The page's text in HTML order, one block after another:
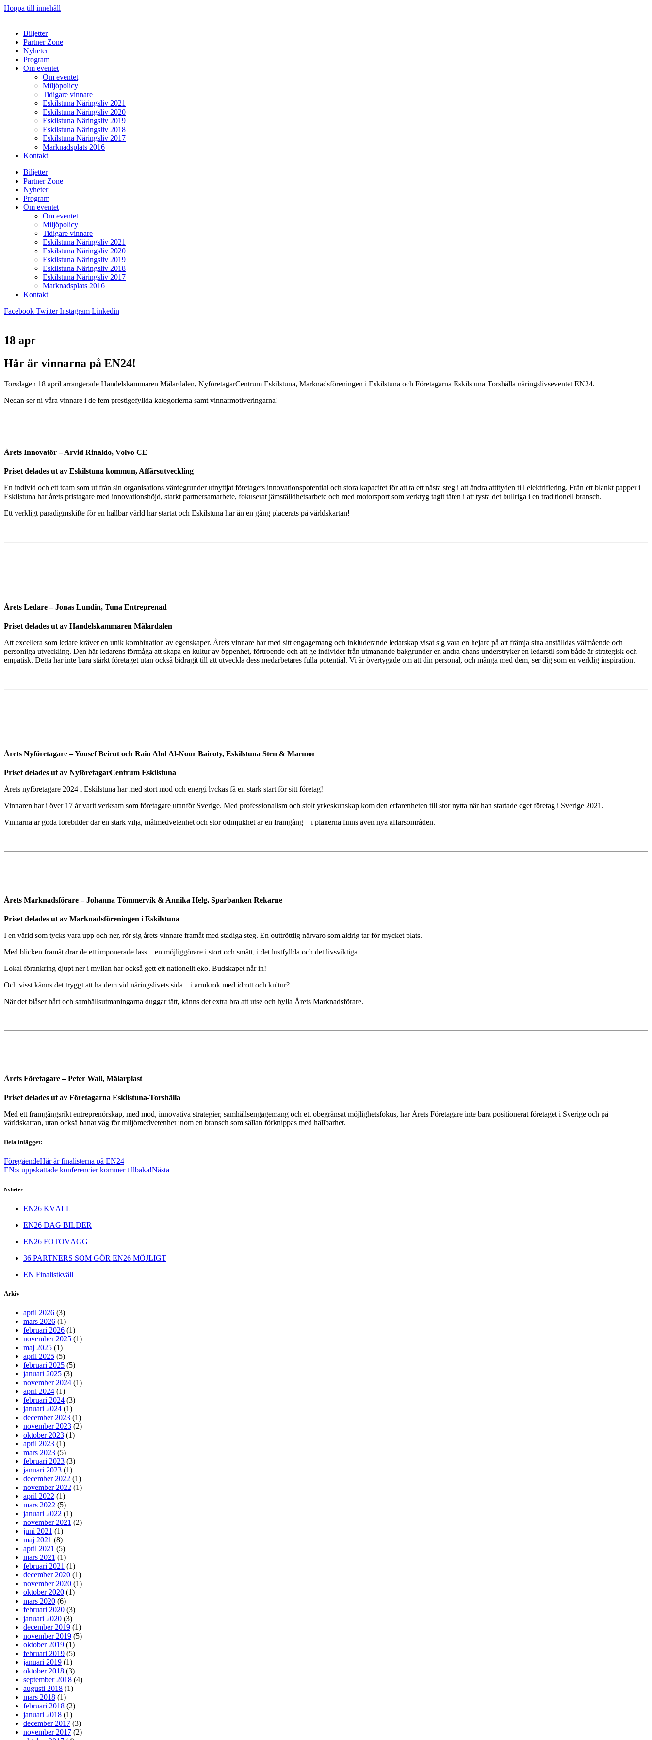
Hoppa till innehåll
Biljetter
Partner Zone
Nyheter
Program
Om eventet
Om eventet
Miljöpolicy
Tidigare vinnare
Eskilstuna Näringsliv 2021
Eskilstuna Näringsliv 2020
Eskilstuna Näringsliv 2019
Eskilstuna Näringsliv 2018
Eskilstuna Näringsliv 2017
Marknadsplats 2016
Kontakt
Biljetter
Partner Zone
Nyheter
Program
Om eventet
Om eventet
Miljöpolicy
Tidigare vinnare
Eskilstuna Näringsliv 2021
Eskilstuna Näringsliv 2020
Eskilstuna Näringsliv 2019
Eskilstuna Näringsliv 2018
Eskilstuna Näringsliv 2017
Marknadsplats 2016
Kontakt
Facebook Twitter Instagram Linkedin
18 apr
Här är vinnarna på EN24!
Torsdagen 18 april arrangerade Handelskammaren Mälardalen, NyföretagarCentrum Eskilstuna, Marknadsföreningen i Eskilstuna och Företagarna Eskilstuna-Torshälla näringslivseventet EN24.
Nedan ser ni våra vinnare i de fem prestigefyllda kategorierna samt vinnarmotiveringarna!
Årets Innovatör – Arvid Rinaldo, Volvo CE
Priset delades ut av Eskilstuna kommun, Affärsutveckling
En individ och ett team som utifrån sin organisations värdegrunder utnyttjat företagets innovationspotential och stora kapacitet för att ta ett nästa steg i att ändra attityden till elektrifiering. Från ett blankt papper i
Eskilstuna har årets pristagare med innovationshöjd, starkt partnersamarbete, fokuserat jämställdhetsarbete och med motorsport som verktyg tagit täten i att tysta det bullriga i en traditionell bransch.
Ett verkligt paradigmskifte för en hållbar värld har startat och Eskilstuna har än en gång placerats på världskartan!
Årets Ledare – Jonas Lundin, Tuna Entreprenad
Priset delades ut av Handelskammaren Mälardalen
Att excellera som ledare kräver en unik kombination av egenskaper. Årets vinnare har med sitt engagemang och inkluderande ledarskap visat sig vara en hejare på att främja sina anställdas välmående och
personliga utveckling. Den här ledarens förmåga att skapa en kultur av öppenhet, förtroende och att ge individer från utmanande bakgrunder en andra chans understryker en ledarstil som både är strategisk och
empatisk. Detta har inte bara stärkt företaget utan också bidragit till att utveckla dess medarbetares fulla potential. Vi är övertygade om att din personal, och många med dem, ser dig som en verklig inspiration.
Årets Nyföretagare – Yousef Beirut och Rain Abd Al-Nour Bairoty, Eskilstuna Sten & Marmor
Priset delades ut av NyföretagarCentrum Eskilstuna
Årets nyföretagare 2024 i Eskilstuna har med stort mod och energi lyckas få en stark start för sitt företag!
Vinnaren har i över 17 år varit verksam som företagare utanför Sverige. Med professionalism och stolt yrkeskunskap kom den erfarenheten till stor nytta när han startade eget företag i Sverige 2021.
Vinnarna är goda förebilder där en stark vilja, målmedvetenhet och stor ödmjukhet är en framgång – i planerna finns även nya affärsområden.
Årets Marknadsförare – Johanna Tömmervik & Annika Helg, Sparbanken Rekarne
Priset delades ut av Marknadsföreningen i Eskilstuna
I en värld som tycks vara upp och ner, rör sig årets vinnare framåt med stadiga steg. En outtröttlig närvaro som aldrig tar för mycket plats.
Med blicken framåt drar de ett imponerade lass – en möjliggörare i stort och smått, i det lustfyllda och det livsviktiga.
Lokal förankring djupt ner i myllan har också gett ett nationellt eko. Budskapet når in!
Och visst känns det tryggt att ha dem vid näringslivets sida – i armkrok med idrott och kultur?
När det blåser hårt och samhällsutmaningarna duggar tätt, känns det extra bra att utse och hylla Årets Marknadsförare.
Årets Företagare – Peter Wall, Mälarplast
Priset delades ut av Företagarna Eskilstuna-Torshälla
Med ett framgångsrikt entreprenörskap, med mod, innovativa strategier, samhällsengagemang och ett obegränsat möjlighetsfokus, har Årets Företagare inte bara positionerat företaget i Sverige och på
världskartan, utan också banat väg för miljömedvetenhet inom en bransch som sällan förknippas med hållbarhet.
Dela inlägget:
FöregåendeHär är finalisterna på EN24
EN:s uppskattade konferencier kommer tillbaka!Nästa
Nyheter
EN26 KVÄLL
EN26 DAG BILDER
EN26 FOTOVÄGG
36 PARTNERS SOM GÖR EN26 MÖJLIGT
EN Finalistkväll
Arkiv
april 2026 (3)
mars 2026 (1)
februari 2026 (1)
november 2025 (1)
maj 2025 (1)
april 2025 (5)
februari 2025 (5)
januari 2025 (3)
november 2024 (1)
april 2024 (1)
februari 2024 (3)
januari 2024 (1)
december 2023 (1)
november 2023 (2)
oktober 2023 (1)
april 2023 (1)
mars 2023 (5)
februari 2023 (3)
januari 2023 (1)
december 2022 (1)
november 2022 (1)
april 2022 (1)
mars 2022 (5)
januari 2022 (1)
november 2021 (2)
juni 2021 (1)
maj 2021 (8)
april 2021 (5)
mars 2021 (1)
februari 2021 (1)
december 2020 (1)
november 2020 (1)
oktober 2020 (1)
mars 2020 (6)
februari 2020 (3)
januari 2020 (3)
december 2019 (1)
november 2019 (5)
oktober 2019 (1)
februari 2019 (5)
januari 2019 (1)
oktober 2018 (3)
september 2018 (4)
augusti 2018 (1)
mars 2018 (1)
februari 2018 (2)
januari 2018 (1)
december 2017 (3)
november 2017 (2)